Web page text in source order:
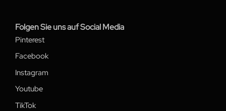
Folgen Sie uns auf Social Media
Pinterest
Facebook
Instagram
Youtube
TikTok